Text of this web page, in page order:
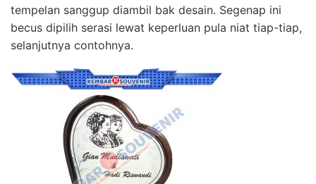
tempelan sanggup diambil bak desain. Segenap ini
becus dipilih serasi lewat keperluan pula niat tiap-tiap,
selanjutnya contohnya.